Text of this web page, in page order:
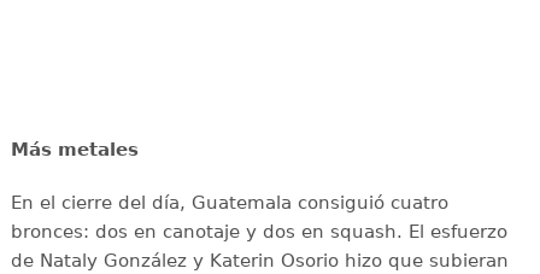
Más metales
En el cierre del día, Guatemala consiguió cuatro
bronces: dos en canotaje y dos en squash. El esfuerzo
de Nataly González y Katerin Osorio hizo que subieran